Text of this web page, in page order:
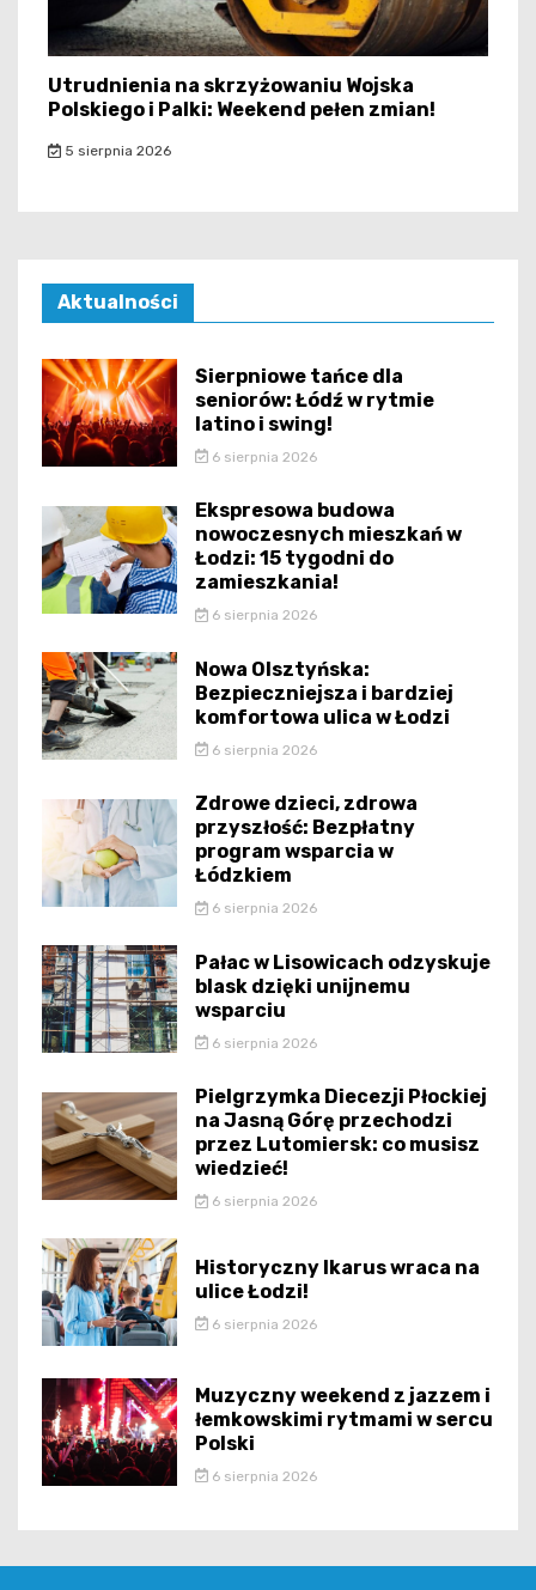
Utrudnienia na skrzyżowaniu Wojska
Polskiego i Palki: Weekend pełen zmian!
5 sierpnia 2026
Aktualności
Sierpniowe tańce dla
seniorów: Łódź w rytmie
latino i swing!
6 sierpnia 2026
Ekspresowa budowa
nowoczesnych mieszkań w
Łodzi: 15 tygodni do
zamieszkania!
6 sierpnia 2026
Nowa Olsztyńska:
Bezpieczniejsza i bardziej
komfortowa ulica w Łodzi
6 sierpnia 2026
Zdrowe dzieci, zdrowa
przyszłość: Bezpłatny
program wsparcia w
Łódzkiem
6 sierpnia 2026
Pałac w Lisowicach odzyskuje
blask dzięki unijnemu
wsparciu
6 sierpnia 2026
Pielgrzymka Diecezji Płockiej
na Jasną Górę przechodzi
przez Lutomiersk: co musisz
wiedzieć!
6 sierpnia 2026
Historyczny Ikarus wraca na
ulice Łodzi!
6 sierpnia 2026
Muzyczny weekend z jazzem i
łemkowskimi rytmami w sercu
Polski
6 sierpnia 2026